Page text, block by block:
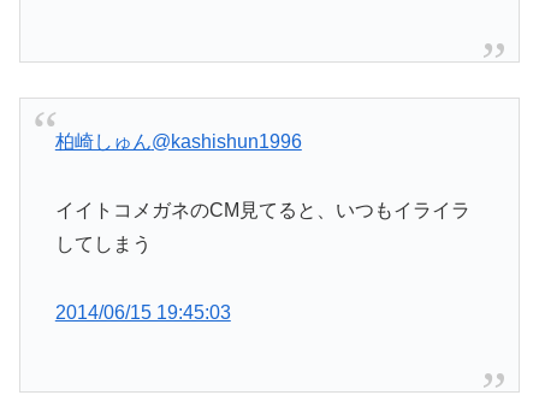
柏崎しゅん@kashishun1996
イイトコメガネのCM見てると、いつもイライラ
してしまう
2014/06/15 19:45:03